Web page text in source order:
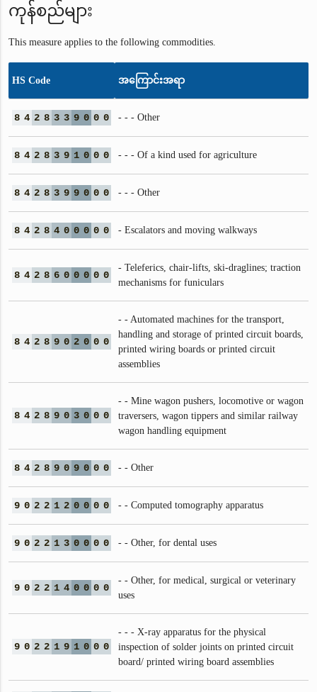
ကုန်စည်များ
This measure applies to the following commodities.
HS Code အကြောင်းအရာ
8 4 2 8 3 3 9 0 0 0 - - - Other
8 4 2 8 3 9 1 0 0 0 - - - Of a kind used for agriculture
8 4 2 8 3 9 9 0 0 0 - - - Other
8 4 2 8 4 0 0 0 0 0 - Escalators and moving walkways
8 4 2 8 6 0 0 0 0 0
- Teleferics, chair-lifts, ski-draglines; traction
mechanisms for funiculars
8 4 2 8 9 0 2 0 0 0
- - Automated machines for the transport,
handling and storage of printed circuit boards,
printed wiring boards or printed circuit
assemblies
8 4 2 8 9 0 3 0 0 0
- - Mine wagon pushers, locomotive or wagon
traversers, wagon tippers and similar railway
wagon handling equipment
8 4 2 8 9 0 9 0 0 0 - - Other
9 0 2 2 1 2 0 0 0 0 - - Computed tomography apparatus
9 0 2 2 1 3 0 0 0 0 - - Other, for dental uses
9 0 2 2 1 4 0 0 0 0
- - Other, for medical, surgical or veterinary
uses
9 0 2 2 1 9 1 0 0 0
- - - X-ray apparatus for the physical
inspection of solder joints on printed circuit
board/ printed wiring board assemblies